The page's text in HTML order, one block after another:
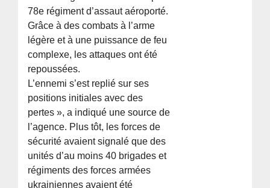
78e régiment d’assaut aéroporté.
Grâce à des combats à l’arme
légère et à une puissance de feu
complexe, les attaques ont été
repoussées.
L’ennemi s’est replié sur ses
positions initiales avec des
pertes », a indiqué une source de
l’agence. Plus tôt, les forces de
sécurité avaient signalé que des
unités d’au moins 40 brigades et
régiments des forces armées
ukrainiennes avaient été